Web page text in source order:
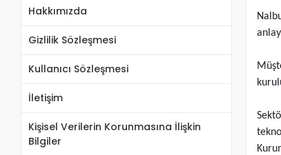
Hakkımızda
Gizlilik Sözleşmesi
Kullanıcı Sözleşmesi
İletişim
Kişisel Verilerin Korunmasına İlişkin
Bilgiler